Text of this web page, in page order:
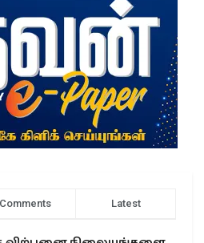
Comments Latest